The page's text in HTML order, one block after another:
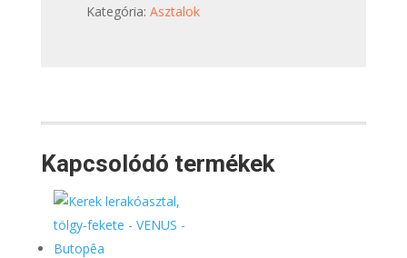
Kategória: Asztalok
Kapcsolódó termékek